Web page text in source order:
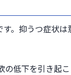
。抑うつ症状
低下を引き起